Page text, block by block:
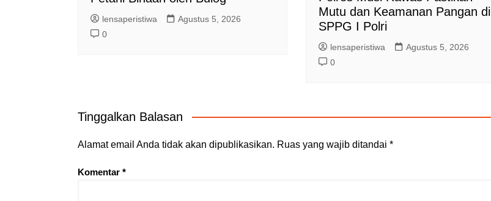
lensaperistiwa
Agustus 5, 2026
0
Mutu dan Keamanan Pangan di
SPPG I Polri
lensaperistiwa
Agustus 5, 2026
0
Tinggalkan Balasan
Alamat email Anda tidak akan dipublikasikan. Ruas yang wajib ditandai *
Komentar *